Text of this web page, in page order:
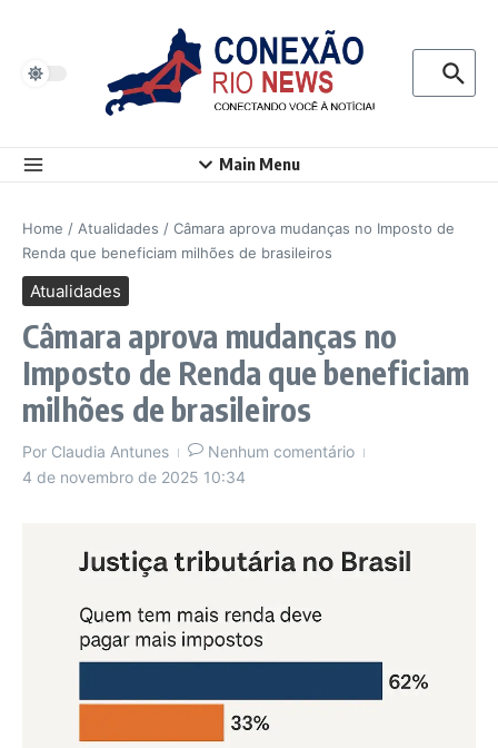
Procurar
Main Menu
Home / Atualidades / Câmara aprova mudanças no Imposto de
Renda que beneficiam milhões de brasileiros
Atualidades
Câmara aprova mudanças no
Imposto de Renda que beneficiam
milhões de brasileiros
Por Claudia Antunes
Nenhum comentário
4 de novembro de 2025 10:34